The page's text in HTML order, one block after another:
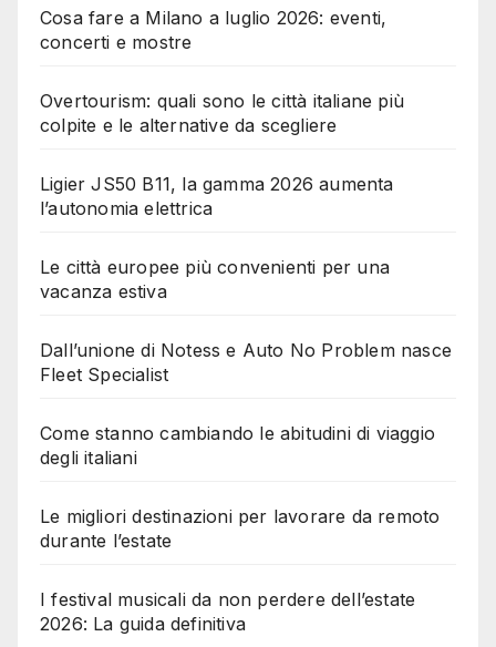
Cosa fare a Milano a luglio 2026: eventi,
concerti e mostre
Overtourism: quali sono le città italiane più
colpite e le alternative da scegliere
Ligier JS50 B11, la gamma 2026 aumenta
l’autonomia elettrica
Le città europee più convenienti per una
vacanza estiva
Dall’unione di Notess e Auto No Problem nasce
Fleet Specialist
Come stanno cambiando le abitudini di viaggio
degli italiani
Le migliori destinazioni per lavorare da remoto
durante l’estate
I festival musicali da non perdere dell’estate
2026: La guida definitiva